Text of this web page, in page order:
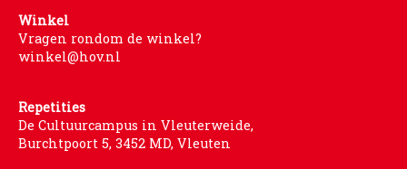
Winkel
Vragen rondom de winkel?
winkel@hov.nl
Repetities
De Cultuurcampus in Vleuterweide,
Burchtpoort 5, 3452 MD, Vleuten